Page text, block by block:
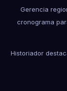
Gerencia
cronograma
Historiador